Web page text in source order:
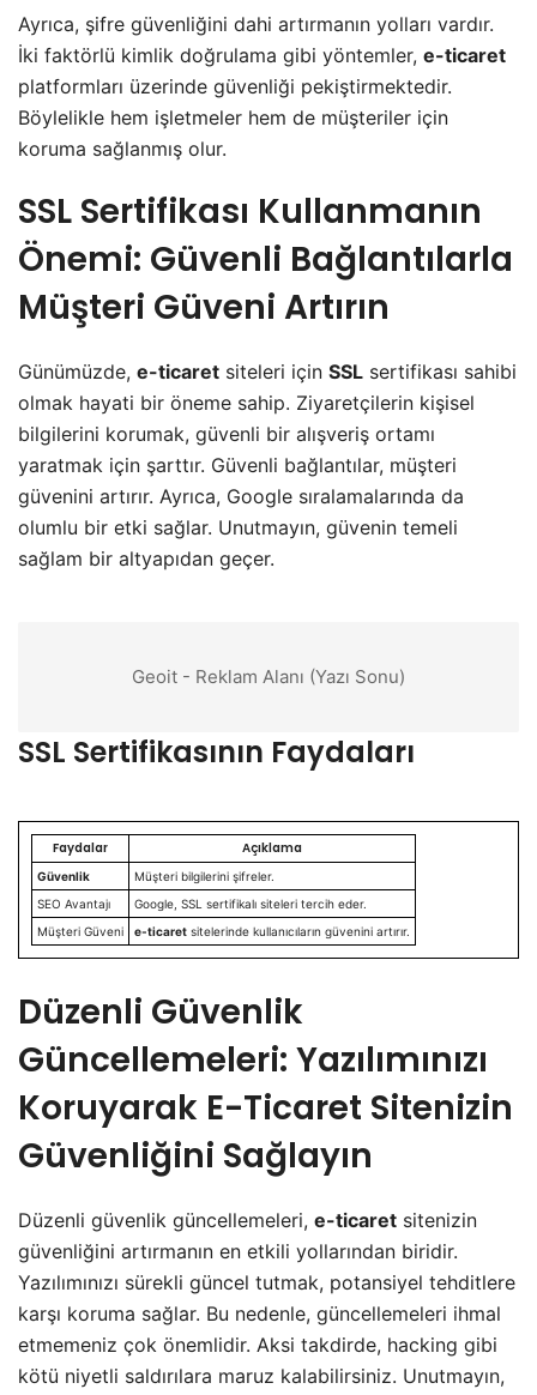
Ayrıca, şifre güvenliğini dahi artırmanın yolları vardır.
İki faktörlü kimlik doğrulama gibi yöntemler, e-ticaret
platformları üzerinde güvenliği pekiştirmektedir.
Böylelikle hem işletmeler hem de müşteriler için
koruma sağlanmış olur.
SSL Sertifikası Kullanmanın
Önemi: Güvenli Bağlantılarla
Müşteri Güveni Artırın
Günümüzde, e-ticaret siteleri için SSL sertifikası sahibi
olmak hayati bir öneme sahip. Ziyaretçilerin kişisel
bilgilerini korumak, güvenli bir alışveriş ortamı
yaratmak için şarttır. Güvenli bağlantılar, müşteri
güvenini artırır. Ayrıca, Google sıralamalarında da
olumlu bir etki sağlar. Unutmayın, güvenin temeli
sağlam bir altyapıdan geçer.
Geoit - Reklam Alanı (Yazı Sonu)
SSL Sertifikasının Faydaları
Faydalar Açıklama
Güvenlik
Müşteri bilgilerini şifreler.
SEO Avantajı
Google, SSL sertifikalı siteleri tercih eder.
Müşteri Güveni
e-ticaret sitelerinde kullanıcıların güvenini artırır.
Düzenli Güvenlik
Güncellemeleri: Yazılımınızı
Koruyarak E-Ticaret Sitenizin
Güvenliğini Sağlayın
Düzenli güvenlik güncellemeleri, e-ticaret sitenizin
güvenliğini artırmanın en etkili yollarından biridir.
Yazılımınızı sürekli güncel tutmak, potansiyel tehditlere
karşı koruma sağlar. Bu nedenle, güncellemeleri ihmal
etmemeniz çok önemlidir. Aksi takdirde, hacking gibi
kötü niyetli saldırılara maruz kalabilirsiniz. Unutmayın,